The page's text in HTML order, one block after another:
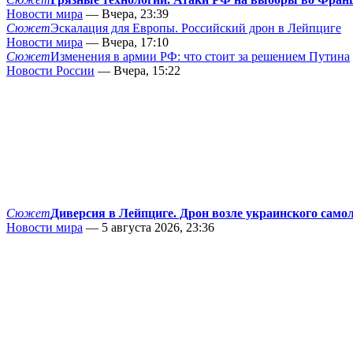
Новости мира — Вчера, 23:39
СюжетЭскалация для Европы. Российский дрон в Лейпциге
Новости мира — Вчера, 17:10
СюжетИзменения в армии РФ: что стоит за решением Путина
Новости России — Вчера, 15:22
СюжетДиверсия в Лейпциге. Дрон возле украинского
Новости мира — 5 августа 2026, 23:36